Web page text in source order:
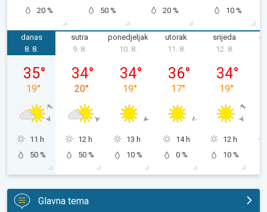
20 % 50 % 20 % 10 %
danas
subota, 08. 08.
8. 8.
35°
19°
11 h
50 %
sutra
9. 8.
34°
20°
12 h
50 %
ponedjeljak
10. 8.
34°
19°
13 h
10 %
utorak
11. 8.
36°
17°
14 h
0 %
srijeda
12. 8.
34°
19°
12 h
10 %
Glavna tema